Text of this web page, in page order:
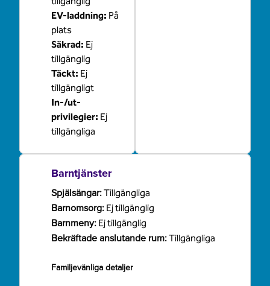
EV-laddning: På
plats
Säkrad: Ej
tillgänglig
Täckt: Ej
tillgängligt
In-/ut-
privilegier: Ej
tillgängliga
Barntjänster
Spjälsängar:Tillgängliga
Barnomsorg: Ej tillgänglig
Barnmeny: Ej tillgänglig
Bekräftade anslutande rum:Tillgängliga
Familjevänliga detaljer